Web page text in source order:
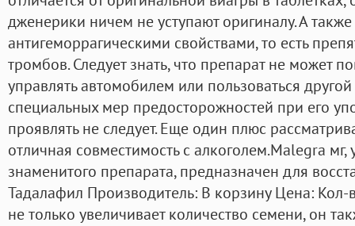
дженерики ничем не уступают оригиналу. А
антигеморрагическими свойствами, то есть
тромбов. Следует знать, что препарат не может
управлять автомобилем или пользоваться
специальных мер предосторожностей при его
проявлять не следует. Еще один плюс
отличная совместимость с алкоголем.Malegra
знаменитого препарата, предназначен для
Тадалафил Производитель: В корзину Цена:
не только увеличивает количество семени, он